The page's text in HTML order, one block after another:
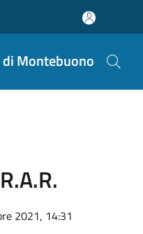
di Montebuono
2021, 14:31